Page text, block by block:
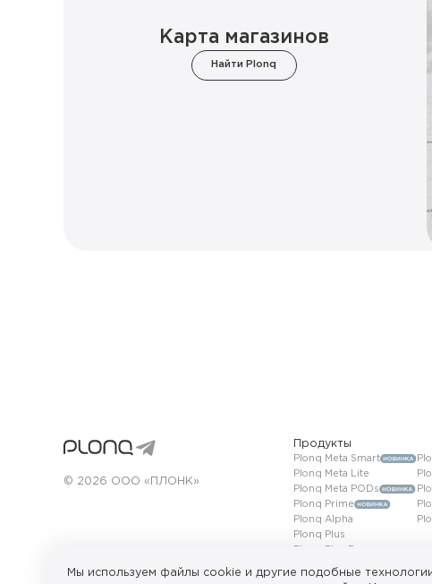
Карта магазинов
Найти Plonq
Мы используем файлы cookie и другие подобные
© 2026 ООО «ПЛОНК»
Продукты
Plonq Meta Smart
Plonq Meta Lite
Plonq Meta PODs
Plonq Prime
Plonq Alpha
Plonq Plus
ПРОДАЖА НЕСОВЕРШЕННОЛЕТНИМ ЗАПРЕЩЕНА. Сайт